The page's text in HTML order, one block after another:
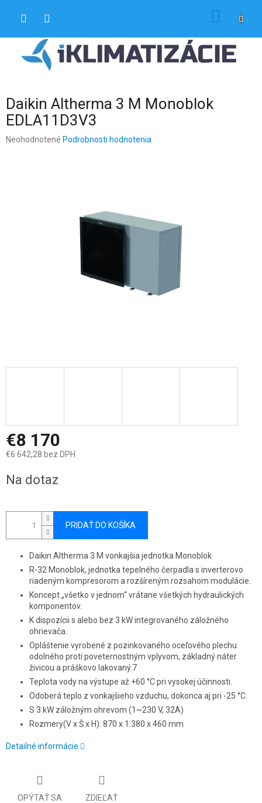
Daikin Altherma 3 M Monoblok
EDLA11D3V3
Priemerné
Neohodnotené Podrobnosti hodnotenia
€8 170
€6 642,28 bez DPH
cena:
Na dotaz
PRIDAŤ DO KOŠÍKA
Daikin Altherma 3 M vonkajšia jednotka Monoblok
R-32 Monoblok, jednotka tepelného čerpadla s inverterovo
riadeným kompresorom a rozšíreným rozsahom modulácie.
Koncept „všetko v jednom“ vrátane všetkých hydraulických
komponentov.
K dispozícii s alebo bez 3 kW integrovaného záložného
ohrievača.
Opláštenie vyrobené z pozinkovaného oceľového plechu
odolného proti poveternostným vplyvom, základný náter
živicou a práškovo lakovaný.7
Teplota vody na výstupe až +60 °C pri vysokej účinnosti.
Odoberá teplo z vonkajšieho vzduchu, dokonca aj pri -25 °C.
S 3 kW záložným ohrevom (1~230 V, 32A)
Rozmery(V x Š x H): 870 x 1.380 x 460 mm
Detailné informácie
OPÝTAŤ SA ZDIEĽAŤ